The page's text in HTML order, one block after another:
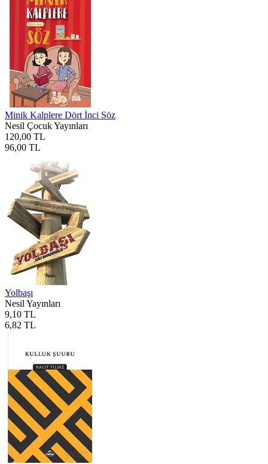
Minik Kalplere Dört İnci Söz
Nesil Çocuk Yayınları
120,00 TL
96,00 TL
Yolbaşı
Nesil Yayınları
9,10 TL
6,82 TL